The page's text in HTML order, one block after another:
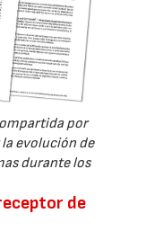
por
evolución de
durante los
de